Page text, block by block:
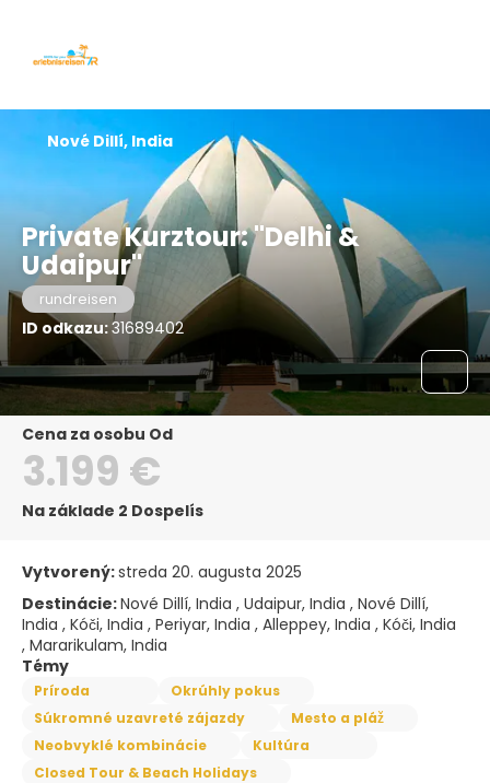
Private Kurztour: "Delhi &
Udaipur"
rundreisen
ID odkazu:31689402
Nové Dillí, India
Cena za osobu Od
3.199 €
Na základe 2 Dospelís
Vytvorený:streda 20. augusta 2025
Destinácie:Nové Dillí, India , Udaipur, India , Nové Dillí,
India , Kóči, India , Periyar, India , Alleppey, India , Kóči, India
, Mararikulam, India
Témy
Príroda
Okrúhly pokus
Súkromné uzavreté zájazdy
Mesto a pláž
Neobvyklé kombinácie
Kultúra
Closed Tour & Beach Holidays